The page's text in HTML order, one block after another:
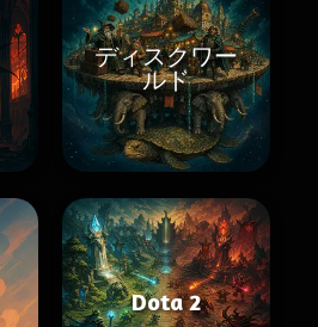
ディスクワー
ルド
Dota 2